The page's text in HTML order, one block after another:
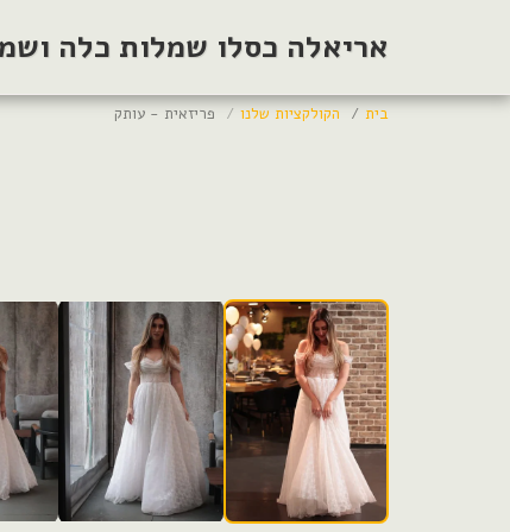
אריאלה כסלו שמלות כלה
בית הקולקציות שלנו פריזאית - עותק
שמלות כלה